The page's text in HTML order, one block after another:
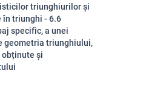
triunghiurilor și
triunghi - 6.6
specific, a unei
geometria triunghiului,
și